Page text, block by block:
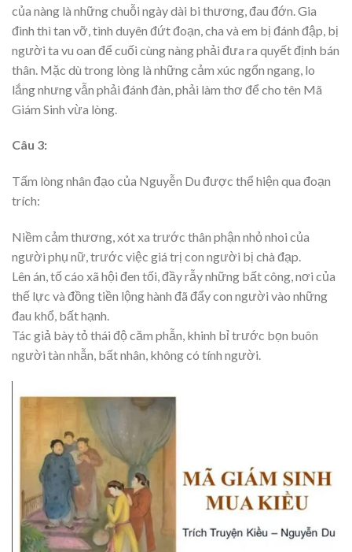
của nàng là những chuỗi ngày dài bi thương, đau đớn. Gia
đình thì tan vỡ, tình duyên đứt đoạn, cha và em bị đánh đập, bị
người ta vu oan để cuối cùng nàng phải đưa ra quyết định bán
thân. Mặc dù trong lòng là những cảm xúc ngổn ngang, lo
lắng nhưng vẫn phải đánh đàn, phải làm thơ để cho tên Mã
Giám Sinh vừa lòng.
Câu 3:
Tấm lòng nhân đạo của Nguyễn Du được thể hiện qua đoạn
trích:
Niềm cảm thương, xót xa trước thân phận nhỏ nhoi của
người phụ nữ, trước việc giá trị con người bị chà đạp.
Lên án, tố cáo xã hội đen tối, đầy rẫy những bất công, nơi của
thế lực và đồng tiền lộng hành đã đẩy con người vào những
đau khổ, bất hạnh.
Tác giả bày tỏ thái độ căm phẫn, khinh bỉ trước bọn buôn
người tàn nhẫn, bất nhân, không có tính người.